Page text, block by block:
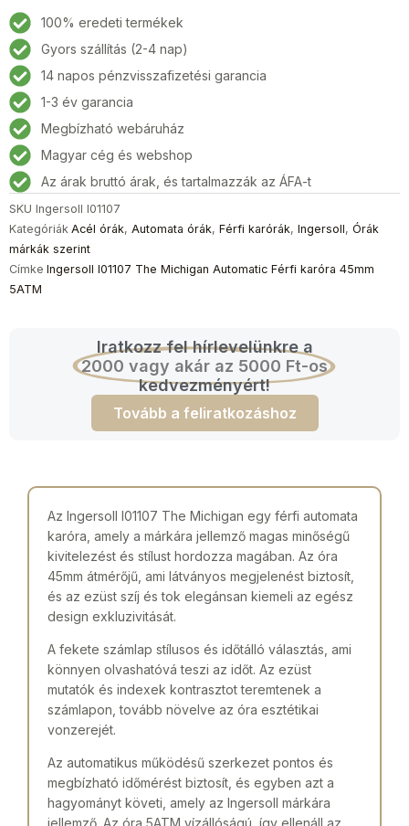
100% eredeti termékek
Gyors szállítás (2-4 nap)
14 napos pénzvisszafizetési garancia
1-3 év garancia
Megbízható webáruház
Magyar cég és webshop
Az árak bruttó árak, és tartalmazzák az ÁFA-t
SKU Ingersoll I01107
Kategóriák Acél órák, Automata órák, Férfi karórák, Ingersoll, Órák
márkák szerint
Címke Ingersoll I01107 The Michigan Automatic Férfi karóra 45mm
5ATM
Iratkozz fel hírlevelünkre a
2000 vagy akár az 5000 Ft-os
kedvezményért!
Tovább a feliratkozáshoz
Az Ingersoll I01107 The Michigan egy férfi automata
karóra, amely a márkára jellemző magas minőségű
kivitelezést és stílust hordozza magában. Az óra
45mm átmérőjű, ami látványos megjelenést biztosít,
és az ezüst szíj és tok elegánsan kiemeli az egész
design exkluzivitását.
A fekete számlap stílusos és időtálló választás, ami
könnyen olvashatóvá teszi az időt. Az ezüst
mutatók és indexek kontrasztot teremtenek a
számlapon, tovább növelve az óra esztétikai
vonzerejét.
Az automatikus működésű szerkezet pontos és
megbízható időmérést biztosít, és egyben azt a
hagyományt követi, amely az Ingersoll márkára
jellemző. Az óra 5ATM vízállóságú, így ellenáll az